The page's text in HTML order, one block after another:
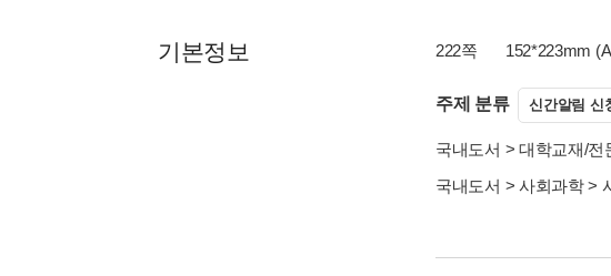
기본정보 222쪽 152*223mm
주제 분류 신간알림 신
국내도서 > 대학교재/전
국내도서 > 사회과학>